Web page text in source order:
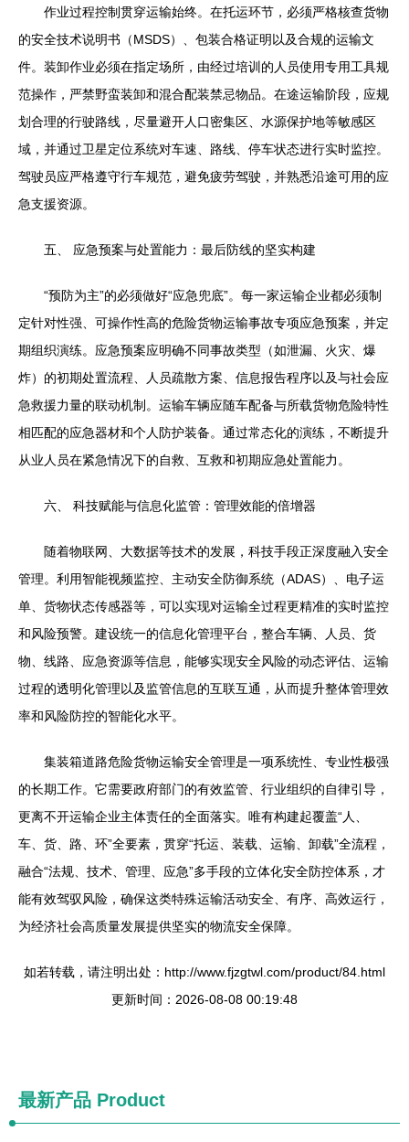
作业过程控制贯穿运输始终。在托运环节，必须严格核查货物
的安全技术说明书（MSDS）、包装合格证明以及合规的运输文
件。装卸作业必须在指定场所，由经过培训的人员使用专用工具规
范操作，严禁野蛮装卸和混合配装禁忌物品。在途运输阶段，应规
划合理的行驶路线，尽量避开人口密集区、水源保护地等敏感区
域，并通过卫星定位系统对车速、路线、停车状态进行实时监控。
驾驶员应严格遵守行车规范，避免疲劳驾驶，并熟悉沿途可用的应
急支援资源。
五、 应急预案与处置能力：最后防线的坚实构建
“预防为主”的必须做好“应急兜底”。每一家运输企业都必须制
定针对性强、可操作性高的危险货物运输事故专项应急预案，并定
期组织演练。应急预案应明确不同事故类型（如泄漏、火灾、爆
炸）的初期处置流程、人员疏散方案、信息报告程序以及与社会应
急救援力量的联动机制。运输车辆应随车配备与所载货物危险特性
相匹配的应急器材和个人防护装备。通过常态化的演练，不断提升
从业人员在紧急情况下的自救、互救和初期应急处置能力。
六、 科技赋能与信息化监管：管理效能的倍增器
随着物联网、大数据等技术的发展，科技手段正深度融入安全
管理。利用智能视频监控、主动安全防御系统（ADAS）、电子运
单、货物状态传感器等，可以实现对运输全过程更精准的实时监控
和风险预警。建设统一的信息化管理平台，整合车辆、人员、货
物、线路、应急资源等信息，能够实现安全风险的动态评估、运输
过程的透明化管理以及监管信息的互联互通，从而提升整体管理效
率和风险防控的智能化水平。
集装箱道路危险货物运输安全管理是一项系统性、专业性极强
的长期工作。它需要政府部门的有效监管、行业组织的自律引导，
更离不开运输企业主体责任的全面落实。唯有构建起覆盖“人、
车、货、路、环”全要素，贯穿“托运、装载、运输、卸载”全流程，
融合“法规、技术、管理、应急”多手段的立体化安全防控体系，才
能有效驾驭风险，确保这类特殊运输活动安全、有序、高效运行，
为经济社会高质量发展提供坚实的物流安全保障。
如若转载，请注明出处：http://www.fjzgtwl.com/product/84.html
更新时间：2026-08-08 00:19:48
最新产品 Product